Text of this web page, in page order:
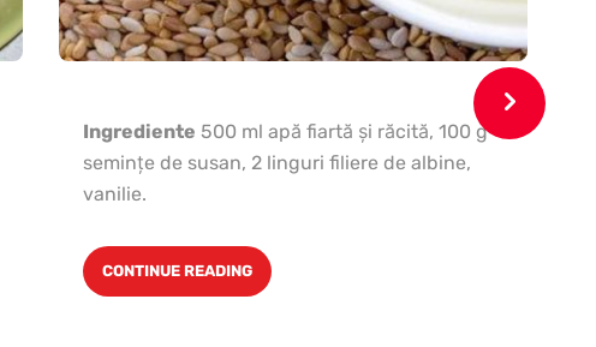
Ingrediente 500 ml apă fiartă şi răcită, 100 g
seminţe de susan, 2 linguri filiere de albine,
vanilie.
CONTINUE READING